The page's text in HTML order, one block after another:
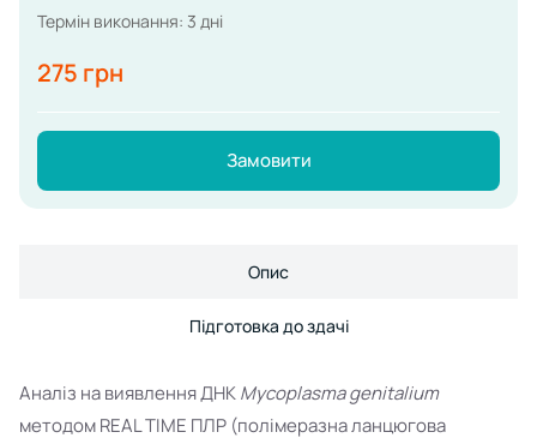
Термін виконання: 3 дні
275 грн
Замовити
Опис
Підготовка до здачі
Аналіз на виявлення ДНКMycoplasma genitalium
методом REAL TIME ПЛР (полімеразна ланцюгова